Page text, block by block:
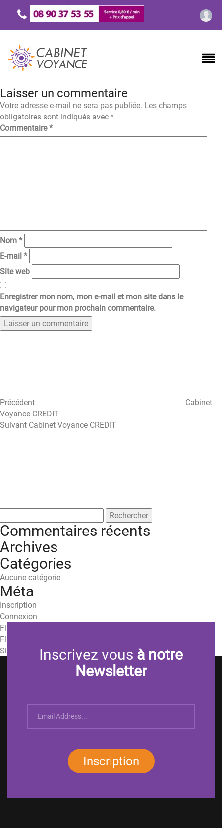
Laisser un commentaire
Votre adresse e-mail ne sera pas publiée. Les champs
obligatoires sont indiqués avec *
Commentaire*
Nom *
E-mail *
Site web
Enregistrer mon nom, mon e-mail et mon site dans le
navigateur pour mon prochain commentaire.
Précédent
Cabinet
Voyance CREDIT
Article
Suivant Cabinet Voyance CREDIT
Commentaires récents
Archives
Catégories
Aucune catégorie
Méta
Inscription
Connexion
Flux des publications
Flux des commentaires
Site de WordPress-FRInscrivez vous à notre
Newsletter
Inscription